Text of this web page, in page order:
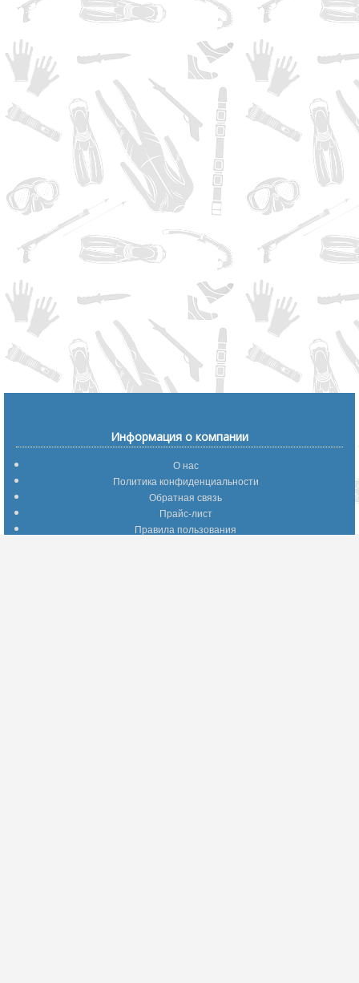
Информация о компании
О нас
Политика конфиденциальности
Обратная связь
Прайс-лист
Правила пользования